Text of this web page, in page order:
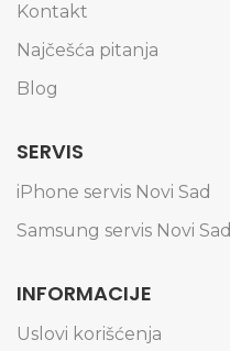
Kontakt
Najčešća pitanja
Blog
SERVIS
iPhone servis Novi Sad
Samsung servis Novi Sad
INFORMACIJE
Uslovi korišćenja